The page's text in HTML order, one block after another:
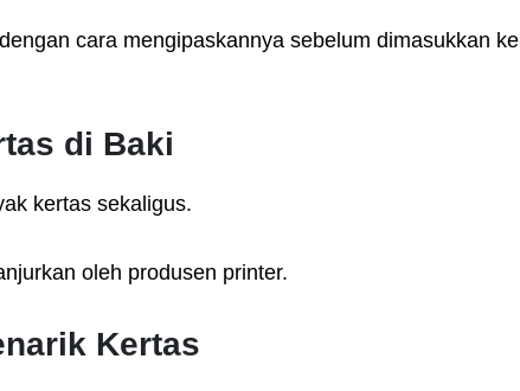
cara mengipaskannya sebelum dimasukkan ke
di Baki
kertas sekaligus.
oleh produsen printer.
Kertas